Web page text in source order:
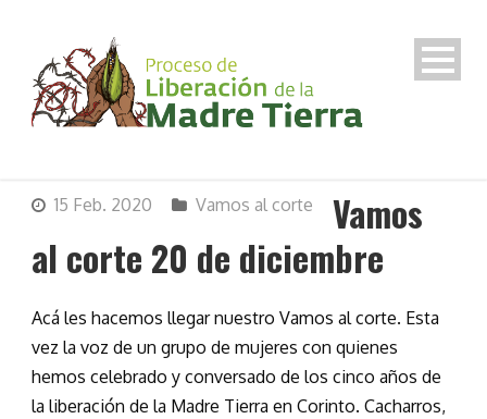
15 Feb. 2020 Vamos al corte
Vamos
al corte 20 de diciembre
Acá les hacemos llegar nuestro Vamos al corte. Esta
vez la voz de un grupo de mujeres con quienes
hemos celebrado y conversado de los cinco años de
la liberación de la Madre Tierra en Corinto. Cacharros,